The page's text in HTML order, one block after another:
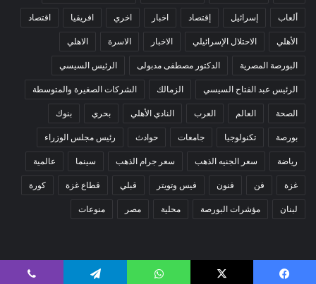
ألعاب إسرائيل إقتصاد اخبار اخري افريقيا اقتصاد
الأهلي الاحتلال الإسرائيلي الاخبار الاسرة الاهلي
البورصة المصرية الدكتور مصطفى مدبولى الرئيس السيسي
الرئيس عبد الفتاح السيسي الزمالك الشركات الصغيرة والمتوسطة
الصحة العالم العرب النادي الأهلي بحري بنوك
بورصة تكنولوجيا جامعات حوادث رئيس مجلس الوزراء
رياضة سعر الجنيه الذهب سعر جرام الذهب سينما عالمية
غزة فن فنون فيس وتويتر قبلي قطاع غزة كورة
لبنان مؤشرات البورصة محلية مصر منوعات